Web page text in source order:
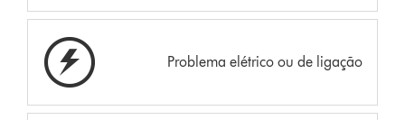
Problema elétrico ou de ligação